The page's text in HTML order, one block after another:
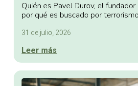
Quién es Pavel Durov, el
por qué es buscado por terrorismo
31 de julio, 2026
Leer más